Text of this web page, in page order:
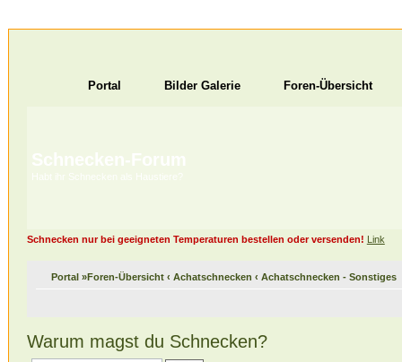
Portal Bilder Galerie Foren-Übersicht
Schnecken-Forum
Habt ihr Schnecken als Haustiere?
Schnecken nur bei geeigneten Temperaturen bestellen oder versenden! Link
Portal»Foren-Übersicht ‹ Achatschnecken ‹ Achatschnecken - Sonstiges
Warum magst du Schnecken?